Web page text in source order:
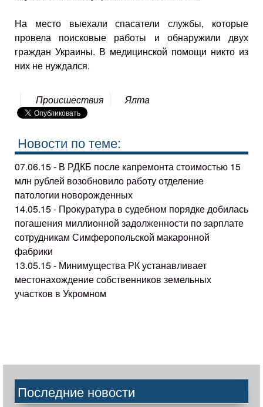
На место выехали спасатели службы, которые
провела поисковые работы и обнаружили двух
граждан Украины. В медицинской помощи никто из
них не нуждался.
Происшествия Ялта
Новости по теме:
07.06.15 - В РДКБ после капремонта стоимостью 15
млн рублей возобновило работу отделение
патологии новорожденных
14.05.15 - Прокуратура в судебном порядке добилась
погашения миллионной задолженности по зарплате
сотрудникам Симферопольской макаронной
фабрики
13.05.15 - Минимущества РК устанавливает
местонахождение собственников земельных
участков в Укромном
Последние новости